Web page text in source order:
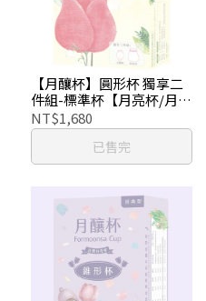
【月釀杯】圓形杯 獨享二
件組-標準杯【月亮杯/月經
杯/月事杯】
NT$1,680
已售完